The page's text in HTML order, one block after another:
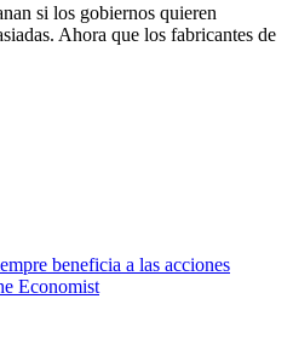
si los gobiernos quieren
Ahora que los fabricantes de